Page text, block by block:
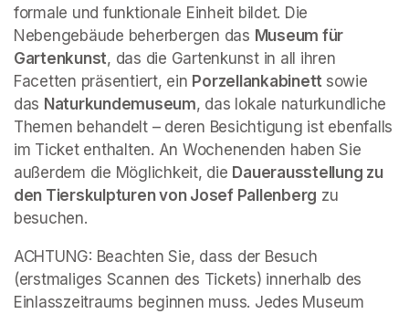
formale und funktionale Einheit bildet. Die
Nebengebäude beherbergen das Museum für
Gartenkunst, das die Gartenkunst in all ihren
Facetten präsentiert, ein Porzellankabinett sowie
das Naturkundemuseum, das lokale naturkundliche
Themen behandelt – deren Besichtigung ist ebenfalls
im Ticket enthalten. An Wochenenden haben Sie
außerdem die Möglichkeit, die Dauerausstellung zu
den Tierskulpturen von Josef Pallenberg zu
besuchen.
ACHTUNG: Beachten Sie, dass der Besuch
(erstmaliges Scannen des Tickets) innerhalb des
Einlasszeitraums beginnen muss. Jedes Museum